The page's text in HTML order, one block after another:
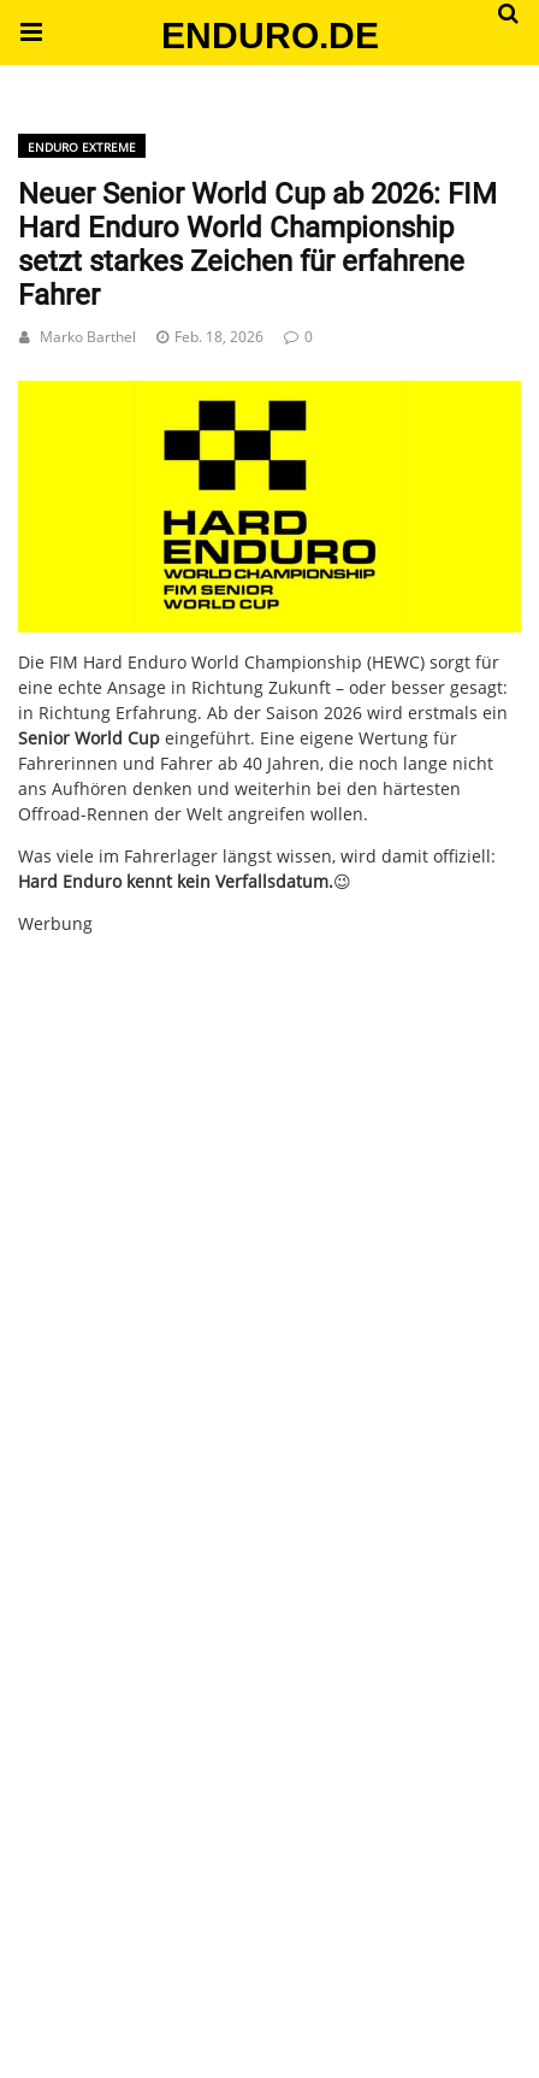
ENDURO.DE
ENDURO EXTREME
Neuer Senior World Cup ab 2026: FIM
Hard Enduro World Championship
setzt starkes Zeichen für erfahrene
Fahrer
Marko Barthel Feb. 18, 2026 0
Die FIM Hard Enduro World Championship (HEWC) sorgt für
eine echte Ansage in Richtung Zukunft – oder besser gesagt:
in Richtung Erfahrung. Ab der Saison 2026 wird erstmals ein
Senior World Cup eingeführt. Eine eigene Wertung für
Fahrerinnen und Fahrer ab 40 Jahren, die noch lange nicht
ans Aufhören denken und weiterhin bei den härtesten
Offroad-Rennen der Welt angreifen wollen.
Was viele im Fahrerlager längst wissen, wird damit offiziell:
Hard Enduro kennt kein Verfallsdatum.😉
Werbung